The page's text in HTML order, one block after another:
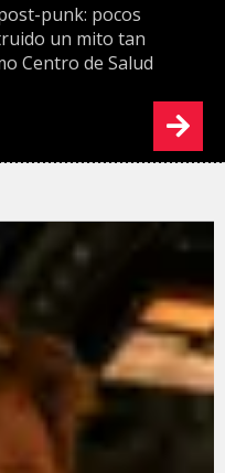
punk: pocos
un mito tan
Centro de Salud